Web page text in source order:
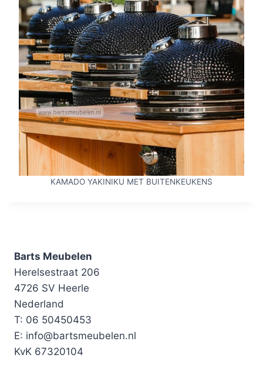
KAMADO YAKINIKU MET BUITENKEUKENS
Barts Meubelen
Herelsestraat 206
4726 SV Heerle
Nederland
T: 06 50450453
E: info@bartsmeubelen.nl
KvK 67320104